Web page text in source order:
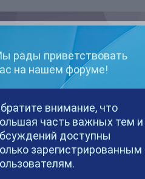
28 апреля, 2020
рады приветствовать
на нашем форуме!
внимание, что
часть важных тем и
доступны
зарегистрированным